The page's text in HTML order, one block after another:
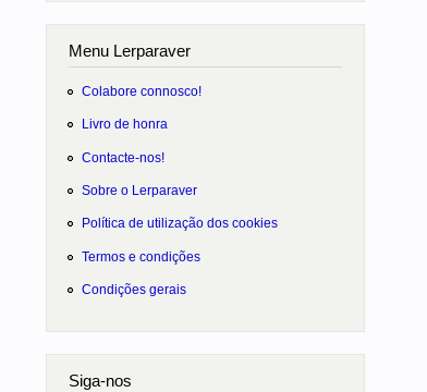
Menu Lerparaver
Colabore connosco!
Livro de honra
Contacte-nos!
Sobre o Lerparaver
Política de utilização dos cookies
Termos e condições
Condições gerais
Siga-nos